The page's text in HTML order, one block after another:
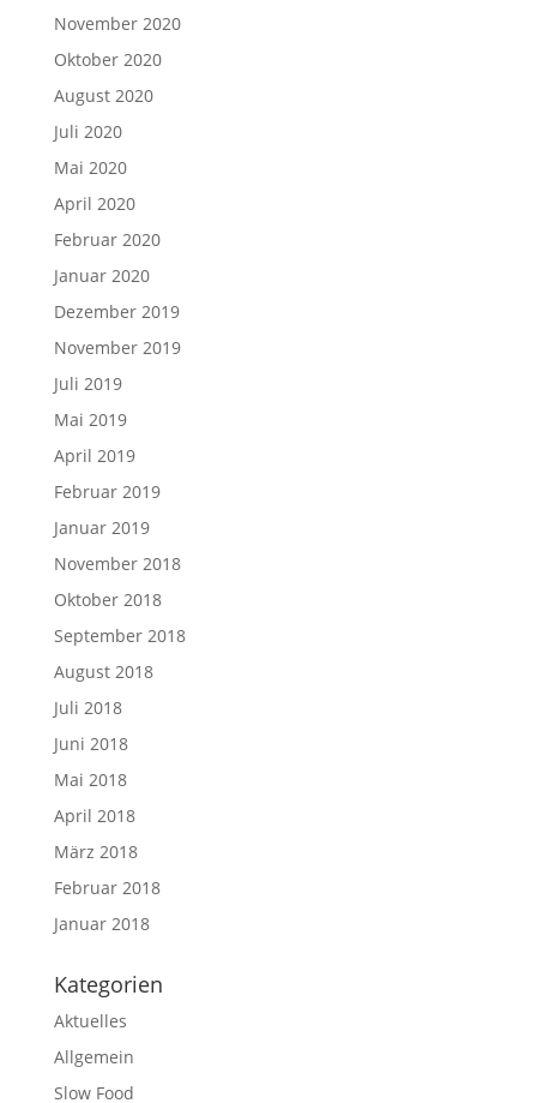
November 2020
Oktober 2020
August 2020
Juli 2020
Mai 2020
April 2020
Februar 2020
Januar 2020
Dezember 2019
November 2019
Juli 2019
Mai 2019
April 2019
Februar 2019
Januar 2019
November 2018
Oktober 2018
September 2018
August 2018
Juli 2018
Juni 2018
Mai 2018
April 2018
März 2018
Februar 2018
Januar 2018
Kategorien
Aktuelles
Allgemein
Slow Food